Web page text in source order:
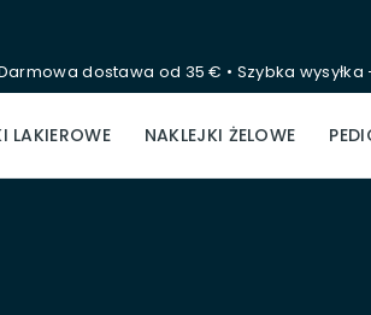
dostawa od 35 € • Szybka
LAKIEROWE NAKLEJKI ŻELOWE